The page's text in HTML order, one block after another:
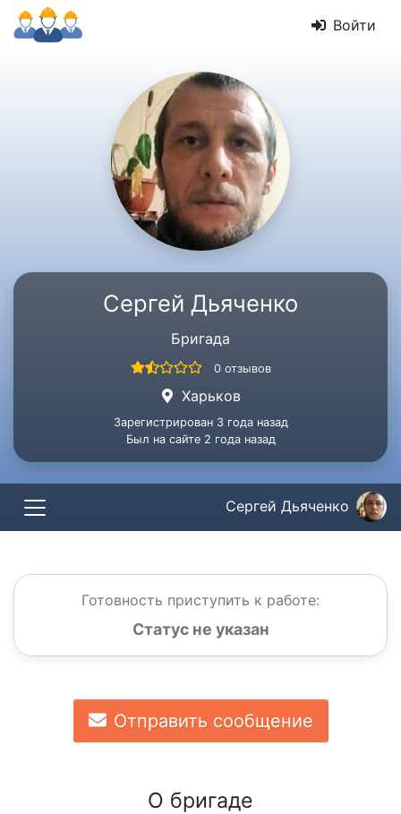
Войти
Сергей Дьяченко
Бригада
0 отзывов
Харьков
Зарегистрирован 3 года назад
Был на сайте 2 года назад
Сергей Дьяченко
Готовность приступить к работе:
Статус не указан
Отправить сообщение
О бригаде